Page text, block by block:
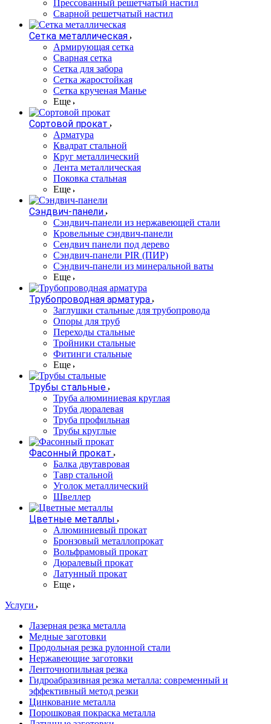
Прессованный решетчатый настил
Сварной решетчатый настил
Сетка металлическая
Армирующая сетка
Сварная сетка
Сетка для забора
Сетка жаростойкая
Сетка крученая Манье
Еще
Сортовой прокат
Арматура
Квадрат стальной
Круг металлический
Лента металлическая
Поковка стальная
Еще
Сэндвич-панели
Cэндвич-панели из нержавеющей стали
Кровельные сэндвич-панели
Сендвич панели под дерево
Сэндвич-панели PIR (ПИР)
Сэндвич-панели из минеральной ваты
Еще
Трубопроводная арматура
Заглушки стальные для трубопровода
Опоры для труб
Переходы стальные
Тройники стальные
Фитинги стальные
Еще
Трубы стальные
Труба алюминиевая круглая
Труба дюралевая
Труба профильная
Трубы круглые
Фасонный прокат
Балка двутавровая
Тавр стальной
Уголок металлический
Швеллер
Цветные металлы
Алюминиевый прокат
Бронзовый металлопрокат
Вольфрамовый прокат
Дюралевый прокат
Латунный прокат
Еще
Услуги
Лазерная резка металла
Медные заготовки
Продольная резка рулонной стали
Нержавеющие заготовки
Ленточнопильная резка
Гидроабразивная резка металла: современный и
эффективный метод резки
Цинкование металла
Порошковая покраска металла